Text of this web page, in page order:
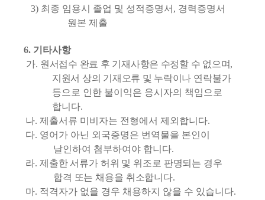
3) 최종 임용시 졸업 및 성적증명서 , 경력증명서
원본 제출
6. 기타사항
가. 원서접수 완료 후 기재사항은 수정할 수 없으며,
지원서 상의 기재오류 및 누락이나 연락불가
등으로 인한 불이익은 응시자의 책임으로
합니다.
나.제출서류 미비자는 전형에서 제외합니다.
다. 영어가 아닌 외국증명은 번역물을 본인이
날인하여 첨부하여야 합니다.
라. 제출한 서류가 허위 및 위조로 판명되는 경우
합격 또는 채용을 취소합니다.
마. 적격자가 없을 경우 채용하지 않을 수 있습니다.